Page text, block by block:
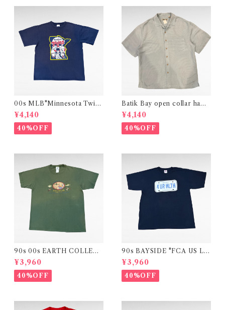
00s MLB"Minnesota Twin
s"print t-shirt
¥4,140
40%OFF
Batik Bay open collar hawa
iian design rayon polyester
shirt
¥4,140
40%OFF
90s 00s EARTH COLLECT
ION "FRESHWATER ANGL
ER "embroidery print t-shi
rt
¥3,960
40%OFF
90s BAYSIDE "FCA US LL
¥3,960
40%OFF